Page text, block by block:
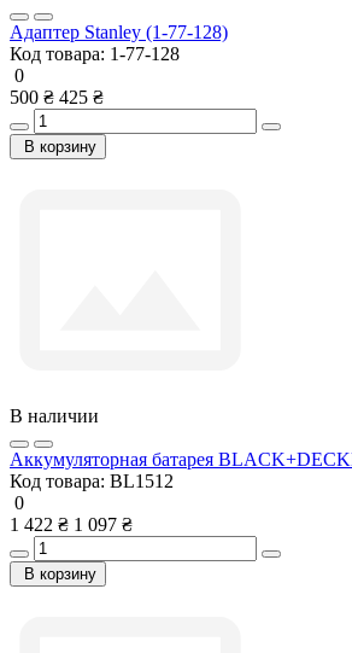
Адаптер Stanley (1-77-128)
Код товара: 1-77-128
0
500 ₴ 425 ₴
В корзину
В наличии
Аккумуляторная батарея
Код товара: BL1512
0
1 422 ₴ 1 097 ₴
В корзину